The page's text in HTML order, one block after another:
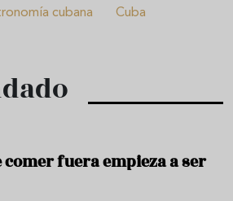
cubana Cuba
comer fuera empieza a ser